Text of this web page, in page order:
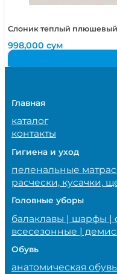
Слоник теплый плюшевый
998,000сум
Главная
каталог
контакты
Гигиена и уход
пеленальные
расчески, кусачки,
Головные уборы
балаклавы | шарфы |
всесезонные |
Обувь
анатомическая обувь